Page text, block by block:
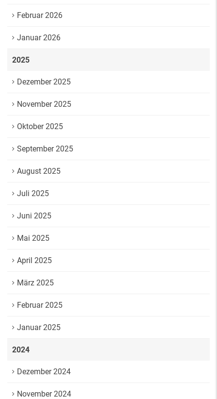
Februar 2026
Januar 2026
2025
Dezember 2025
November 2025
Oktober 2025
September 2025
August 2025
Juli 2025
Juni 2025
Mai 2025
April 2025
März 2025
Februar 2025
Januar 2025
2024
Dezember 2024
November 2024